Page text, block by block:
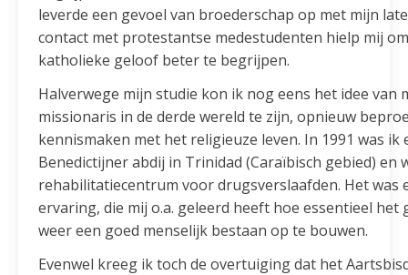
leverde een gevoel van broederschap op met mijn
contact met protestantse medestudenten hielp mij
katholieke geloof beter te begrijpen.
Halverwege mijn studie kon ik nog eens het idee van
missionaris in de derde wereld te zijn, opnieuw
kennismaken met het religieuze leven. In 1991 was ik
Benedictijner abdij in Trinidad (Caraïbisch gebied) en
rehabilitatiecentrum voor drugsverslaafden. Het was
ervaring, die mij o.a. geleerd heeft hoe essentieel het
weer een goed menselijk bestaan op te bouwen.
Evenwel kreeg ik toch de overtuiging dat het